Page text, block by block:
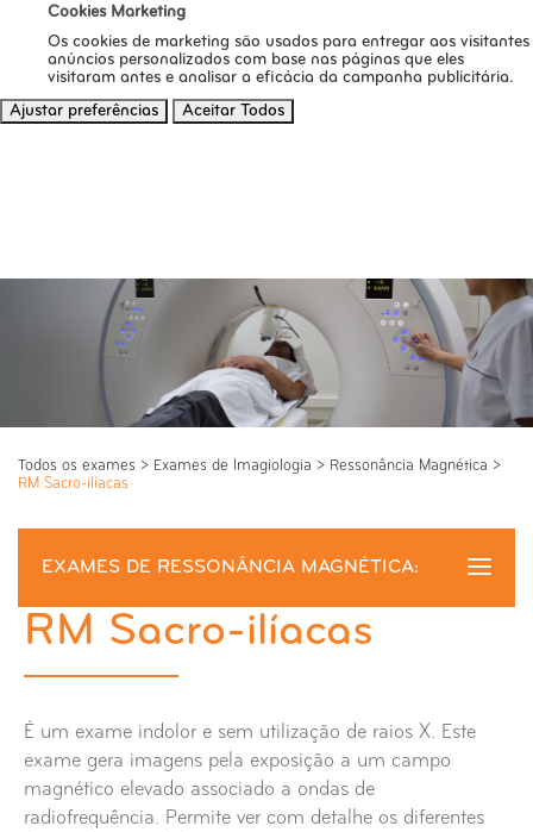
Cookies Marketing
Os cookies de marketing são usados para entregar aos visitantes
anúncios personalizados com base nas páginas que eles
visitaram antes e analisar a eficácia da campanha publicitária.
Ajustar preferências
Aceitar Todos
Todos os exames > Exames de Imagiologia > Ressonância Magnética >
RM Sacro-ilíacas
EXAMES DE RESSONÂNCIA MAGNÉTICA:
RM Sacro-ilíacas
RM + Estudo Angio
RM Abdominal
RM Anca
RM Sacro-ilíacas
É um exame indolor e sem utilização de raios X. Este
exame gera imagens pela exposição a um campo
magnético elevado associado a ondas de
radiofrequência. Permite ver com detalhe os diferentes